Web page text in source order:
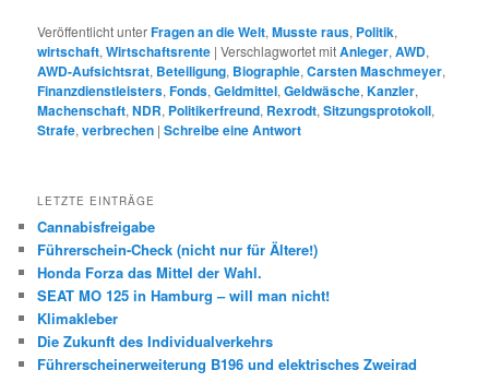
Veröffentlicht unterFragen an die Welt,Musste raus, Politik,
wirtschaft,Wirtschaftsrente |Verschlagwortet mitAnleger,AWD,
AWD-Aufsichtsrat, Beteiligung, Biographie,Carsten Maschmeyer,
Finanzdienstleisters,Fonds,Geldmittel,Geldwäsche,Kanzler,
Machenschaft,NDR, Politikerfreund, Rexrodt,Sitzungsprotokoll,
Strafe,verbrechen |Schreibe eine Antwort
LETZTE EINTRÄGE
Cannabisfreigabe
Führerschein-Check (nicht nur für Ältere!)
Honda Forza das Mittel der Wahl.
SEAT MO 125 in Hamburg – will man nicht!
Klimakleber
Die Zukunft des Individualverkehrs
Führerscheinerweiterung B196 und elektrisches Zweirad